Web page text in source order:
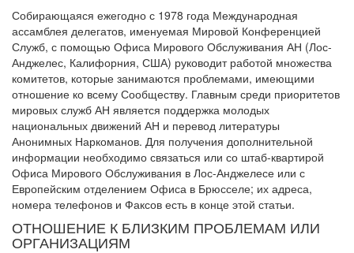
Собирающаяся ежегодно с 1978 года Международная
ассамблея делегатов, именуемая Мировой Конференцией
Служб, с помощью Офиса Мирового Обслуживания АН (Лос-
Анджелес, Калифорния, США) руководит работой множества
комитетов, которые занимаются проблемами, имеющими
отношение ко всему Сообществу. Главным среди приоритетов
мировых служб АН является поддержка молодых
национальных движений АН и перевод литературы
Анонимных Наркоманов. Для получения дополнительной
информации необходимо связаться или со штаб-квартирой
Офиса Мирового Обслуживания в Лос-Анджелесе или с
Европейским отделением Офиса в Брюсселе; их адреса,
номера телефонов и Факсов есть в конце этой статьи.
ОТНОШЕНИЕ К БЛИЗКИМ ПРОБЛЕМАМ ИЛИ
ОРГАНИЗАЦИЯМ